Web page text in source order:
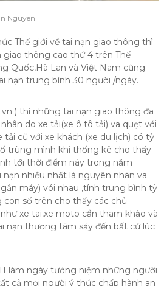
Nguyen
Thế giới về tai nạn giao thông thì
giao thông cao thứ 4 trên Thế
Quốc,Hà Lan và Việt Nam cũng
nạn trung bình 30 người /ngày.
) thì những tai nạn giao thông đa
do xe tải(xe ô tô tải) va quẹt với
tải cũ với xe khách (xe du lịch) có tỷ
trùng mình khi thống kê cho thấy
tới thời điểm này trong năm
nạn nhiều nhất là nguyên nhân va
máy) vói nhau ,tính trung bình tỷ
số trên cho thấy các chủ
xe tai,xe moto cần tham khảo và
nạn thương tâm sảy đến bất cứ lúc
làm ngày tưởng niệm những người
cả mọi người ý thức chấp hành an